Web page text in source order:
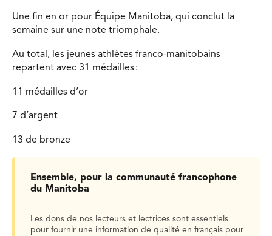
Une fin en or pour Équipe Manitoba, qui conclut la
semaine sur une note triomphale.
Au total, les jeunes athlètes franco-manitobains
repartent avec 31 médailles :
11 médailles d’or
7 d’argent
13 de bronze
Ensemble, pour la communauté francophone
du Manitoba
Les dons de nos lecteurs et lectrices sont essentiels
pour fournir une information de qualité en français pour